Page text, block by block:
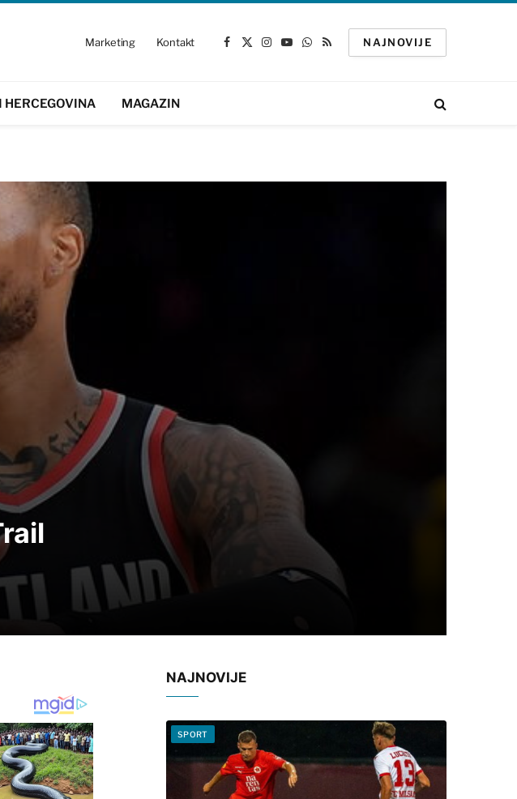
Marketing Kontakt
Facebook
X
Instagram
YouTube
WhatsApp
RSS
NAJNOVIJE
HERCEGOVINA MAGAZIN
NAJNOVIJE
SPORT